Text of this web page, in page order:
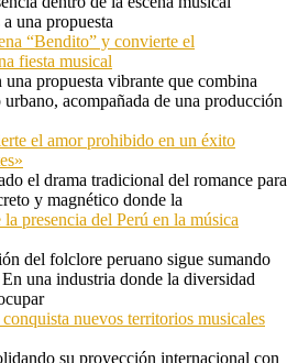
una propuesta
“Bendito” y convierte el
fiesta musical
una propuesta vibrante que combina
acompañada de una producción
el amor prohibido en un éxito
el drama tradicional del romance para
y magnético donde la
presencia del Perú en la música
del folclore peruano sigue sumando
una industria donde la diversidad
nuevos territorios musicales
su proyección internacional con